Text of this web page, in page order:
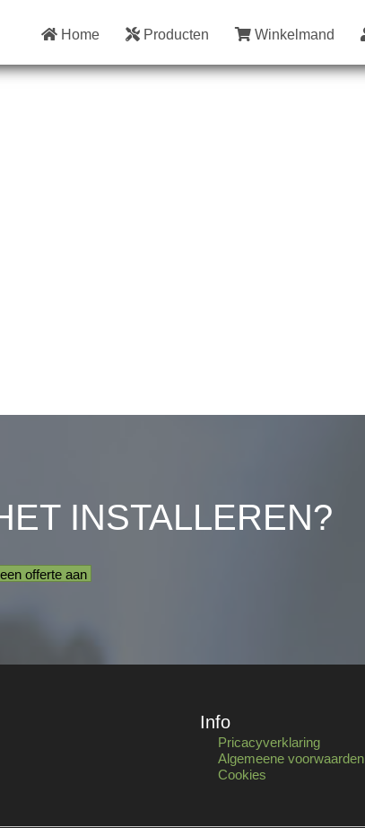
Home Producten Winkelmand
INSTALLEREN?
offerte aan
Info
Pricacyverklaring
Algemeene voorwaarden
Cookies